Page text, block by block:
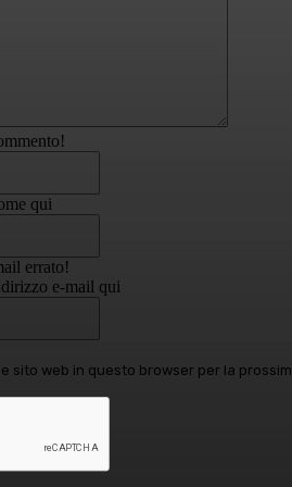
qui
errato!
e-mail qui
sito web in questo browser per la